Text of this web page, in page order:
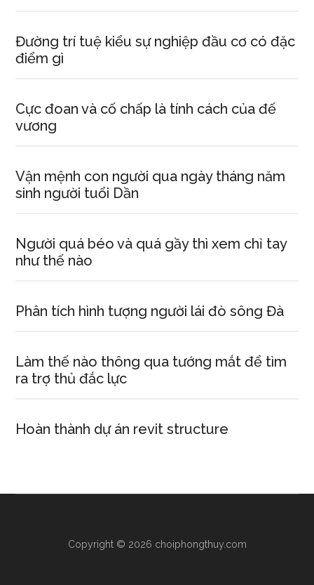
Đường trí tuệ kiểu sự nghiệp đầu cơ có đặc
điểm gì
Cực đoan và cố chấp là tính cách của đế
vương
Vận mệnh con người qua ngày tháng năm
sinh người tuổi Dần
Người quá béo và quá gầy thì xem chỉ tay
như thế nào
Phân tích hình tượng người lái đò sông Đà
Làm thế nào thông qua tướng mắt để tìm
ra trợ thủ đắc lực
Hoàn thành dự án revit structure
Copyright © 2026 choiphongthuy.com